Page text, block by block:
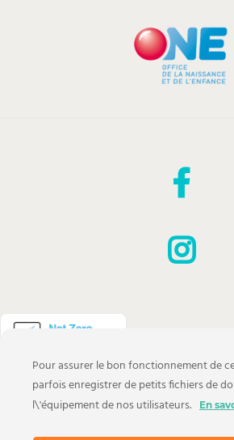
Copyright © 2022 - 2026
Mes
Trouvez une activité en
Pour assurer le bon fonctionnement de
parfois enregistrer de petits fichiers de
l\'équipement de nos utilisateurs.
En